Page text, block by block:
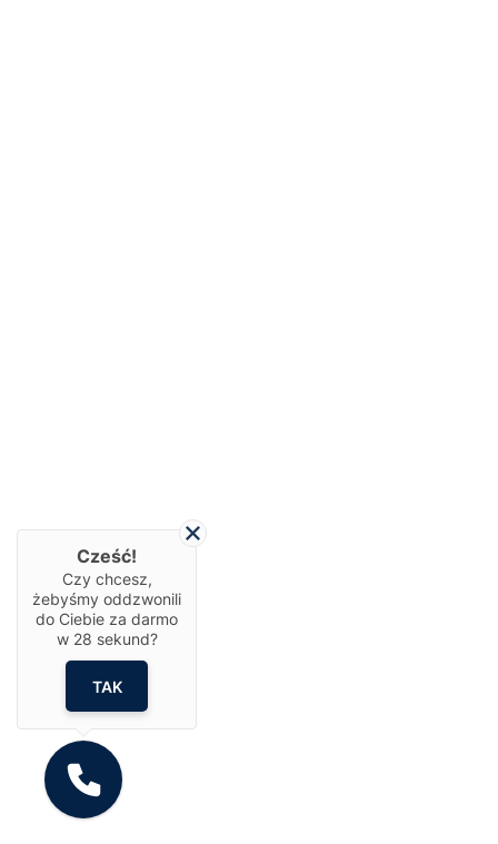
Cześć!
Czy chcesz,
żebyśmy oddzwonili
do Ciebie za darmo
w 28 sekund?
TAK